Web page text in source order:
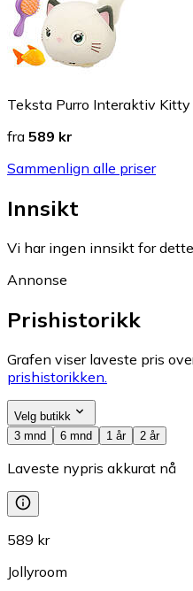
Teksta Purro Interaktiv Kitty
fra 589 kr
Sammenlign alle priser
Innsikt
Vi har ingen innsikt for
Annonse
Prishistorikk
Grafen viser laveste pris
prishistorikken.
Velg butikk
3 mnd
6 mnd 1 år 2 år
Laveste nypris akkurat nå
589 kr
Jollyroom